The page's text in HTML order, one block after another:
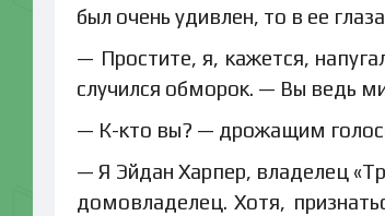
был очень удивлен, то в ее
— Простите, я, кажется,
случился обморок. — Вы ведь
— К-кто вы? — дрожащим
— Я Эйдан Харпер, владелец
домовладелец. Хотя,